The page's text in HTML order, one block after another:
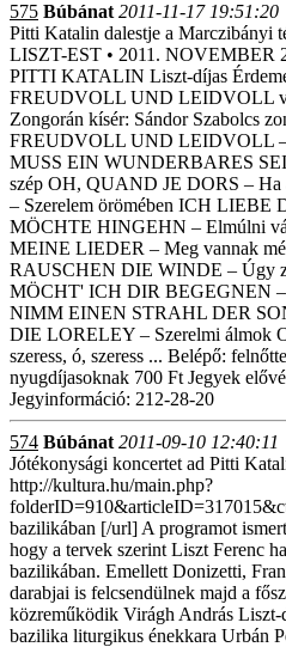
575 Búbánat 2011-11-17 19:51:20
Pitti Katalin dalestje a Marczibányi
LISZT-EST • 2011. NOVEMBER
PITTI KATALIN Liszt-díjas
FREUDVOLL UND LEIDVOLL
Zongorán kísér: Sándor Szabolcs
FREUDVOLL UND LEIDVOLL –
MUSS EIN WUNDERBARES
szép OH, QUAND JE DORS –
– Szerelem örömében ICH LIEBE
MÖCHTE HINGEHN – Elmúlni
MEINE LIEDER – Meg vannak
RAUSCHEN DIE WINDE – Úgy
MÖCHT' ICH DIR BEGEGNEN –
NIMM EINEN STRAHL DER
DIE LORELEY – Szerelmi álmok
szeress, ó, szeress ... Belépő:
nyugdíjasoknak 700 Ft Jegyek
Jegyinformáció: 212-28-20
574 Búbánat 2011-09-10 12:40:11
Jótékonysági koncertet ad Pitti
http://kultura.hu/main.php?
bazilikában [/url] A programot
hogy a tervek szerint Liszt Ferenc
bazilikában. Emellett Donizetti,
darabjai is felcsendülnek majd a
közreműködik Virágh András Liszt-
bazilika liturgikus énekkara Urbán